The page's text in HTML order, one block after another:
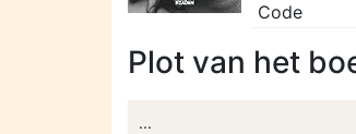
Code
Plot van het
...